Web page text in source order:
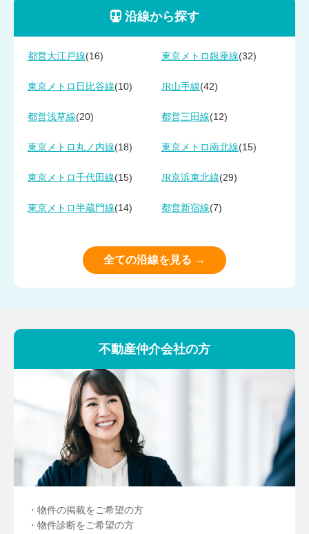
沿線から探す
都営大江戸線(16) 東京メトロ銀座線(32)
東京メトロ日比谷線(10) JR山手線(42)
都営浅草線(20) 都営三田線(12)
東京メトロ丸ノ内線(18) 東京メトロ南北線(15)
東京メトロ千代田線(15) JR京浜東北線(29)
東京メトロ半蔵門線(14) 都営新宿線(7)
全ての沿線を見る →
不動産仲介会社の方
・物件の掲載をご希望の方
・物件診断をご希望の方